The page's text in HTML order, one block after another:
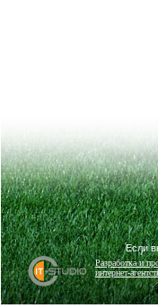
Разработка и
интернет-
Если